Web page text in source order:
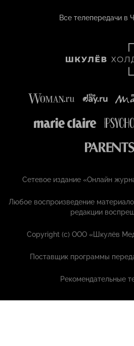
Все телепередачи в
Сетевое издание «Онлайн
Любое воспроизведение
редакции
Copyright (с) ООО «Шкулёв
Поставщик программы
Рекомендательные